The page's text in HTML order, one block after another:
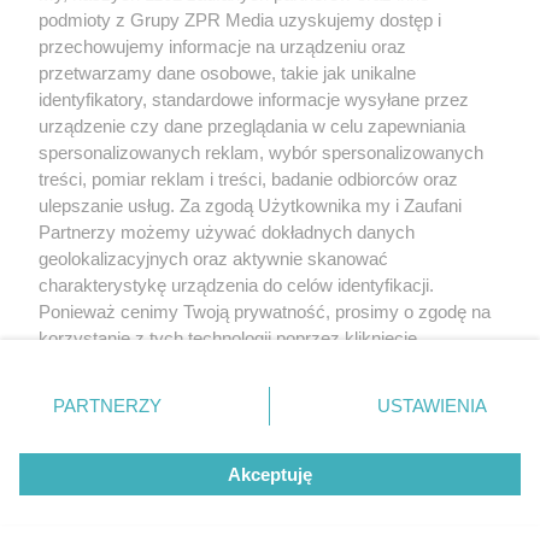
rozpowszechniany lub dalej rozpowszechniany w jakikolwiek sposób
(w tym także elektroniczny lub mechaniczny) na jakimkolwiek polu
eksploatacji w jakiejkolwiek formie, włącznie z umieszczaniem w
Internecie bez pisemnej zgody właściciela praw. Jakiekolwiek użycie
lub wykorzystanie utworów w całości lub w części z naruszeniem
prawa, tzn. bez właściwej zgody, jest zabronione pod groźbą kary i
może być ścigane prawnie.
O nas
Informacje prawne
Nasze serwisy
podmioty z Grupy ZPR Media uzyskujemy dostęp i
przechowujemy informacje na urządzeniu oraz
przetwarzamy dane osobowe, takie jak unikalne
identyfikatory, standardowe informacje wysyłane przez
urządzenie czy dane przeglądania w celu zapewniania
spersonalizowanych reklam, wybór spersonalizowanych
treści, pomiar reklam i treści, badanie odbiorców oraz
ulepszanie usług. Za zgodą Użytkownika my i Zaufani
Partnerzy możemy używać dokładnych danych
geolokalizacyjnych oraz aktywnie skanować
charakterystykę urządzenia do celów identyfikacji.
Ponieważ cenimy Twoją prywatność, prosimy o zgodę na
korzystanie z tych technologii poprzez kliknięcie
zmienić/wycofać klikając przycisk ustawień prywatności
znajdujący się w lewym dolnym rogu strony
rodzaje przetwarzania danych nie wymagają zgody
użytkownika, ale masz prawo sprzeciwić się takiemu
przetwarzaniu. Preferencje będą miały zastosowanie tylko
PARTNERZY USTAWIENIA
Akceptuję